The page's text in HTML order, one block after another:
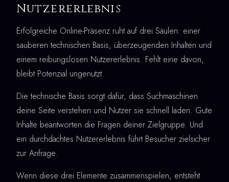
Nutzererlebnis
Erfolgreiche Online-Präsenz ruht auf drei Säulen: einer
sauberen technischen Basis, überzeugenden Inhalten und
einem reibungslosen Nutzererlebnis. Fehlt eine davon,
bleibt Potenzial ungenutzt.
Die technische Basis sorgt dafür, dass Suchmaschinen
deine Seite verstehen und Nutzer sie schnell laden. Gute
Inhalte beantworten die Fragen deiner Zielgruppe. Und
ein durchdachtes Nutzererlebnis führt Besucher zielsicher
zur Anfrage.
Wenn diese drei Elemente zusammenspielen, entsteht